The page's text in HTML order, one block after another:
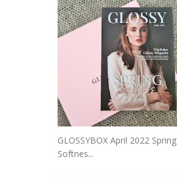
GLOSSYBOX April 2022 Spring
Softnes...